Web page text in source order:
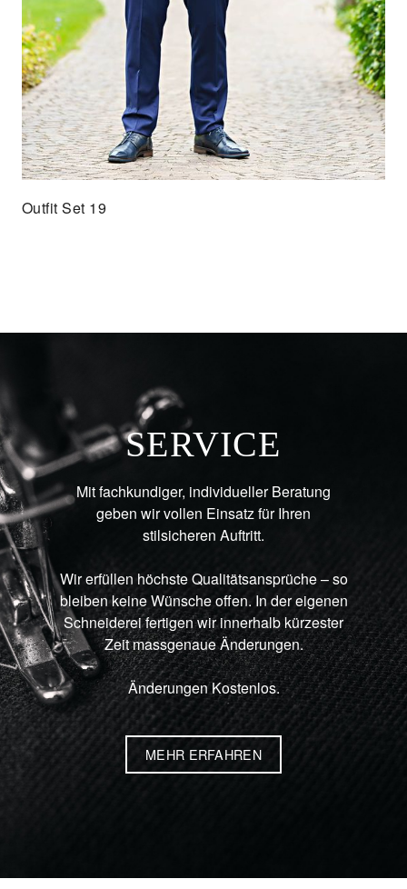
Outfit Set 19
SERVICE
Mit fachkundiger, individueller Beratung
geben wir vollen Einsatz für Ihren
stilsicheren Auftritt.
Wir erfüllen höchste Qualitätsansprüche – so
bleiben keine Wünsche offen. In der eigenen
Schneiderei fertigen wir innerhalb kürzester
Zeit massgenaue Änderungen.
Änderungen Kostenlos.
MEHR ERFAHREN